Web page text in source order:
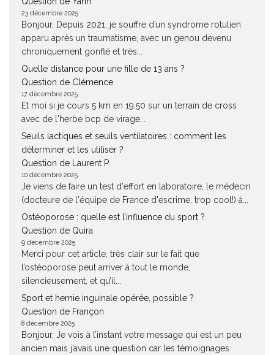
23 décembre 2025
Bonjour, Depuis 2021, je souffre d’un syndrome rotulien
apparu après un traumatisme, avec un genou devenu
chroniquement gonflé et très...
Quelle distance pour une fille de 13 ans ?
Question de Clémence
17 décembre 2025
Et moi si je cours 5 km en 19.50 sur un terrain de cross
avec de l'herbe bcp de virage...
Seuils lactiques et seuils ventilatoires : comment les
déterminer et les utiliser ?
Question de Laurent P.
10 décembre 2025
Je viens de faire un test d'effort en laboratoire, le médecin
(docteure de l'équipe de France d'escrime, trop cool!) à...
Ostéoporose : quelle est l’influence du sport ?
Question de Quira
9 décembre 2025
Merci pour cet article, très clair sur le fait que
l’ostéoporose peut arriver à tout le monde,
silencieusement, et qu’il...
Sport et hernie inguinale opérée, possible ?
Question de Françon
8 décembre 2025
Bonjour, Je vois à l’instant votre message qui est un peu
ancien mais j’avais une question car les témoignages